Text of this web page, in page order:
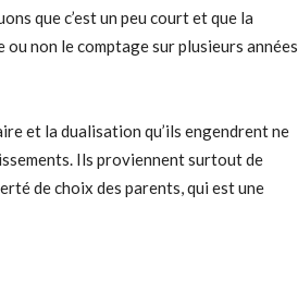
que c’est un peu court et que la
non le comptage sur plusieurs années
et la dualisation qu’ils engendrent ne
Ils proviennent surtout de
de choix des parents, qui est une